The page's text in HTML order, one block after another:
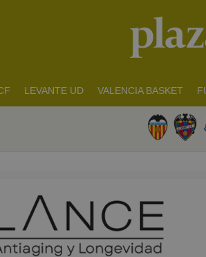
LEVANTE UD VALENCIA BASKET